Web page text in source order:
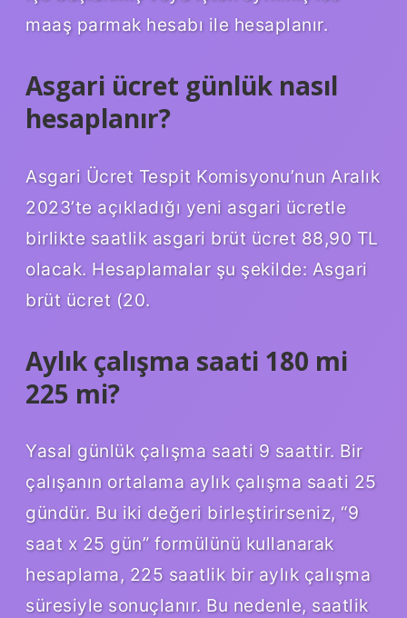
maaş parmak hesabı ile hesaplanır.
Asgari ücret günlük nasıl
hesaplanır?
Asgari Ücret Tespit Komisyonu’nun Aralık
2023’te açıkladığı yeni asgari ücretle
birlikte saatlik asgari brüt ücret 88,90 TL
olacak. Hesaplamalar şu şekilde: Asgari
brüt ücret (20.
Aylık çalışma saati 180 mi
225 mi?
Yasal günlük çalışma saati 9 saattir. Bir
çalışanın ortalama aylık çalışma saati 25
gündür. Bu iki değeri birleştirirseniz, “9
saat x 25 gün” formülünü kullanarak
hesaplama, 225 saatlik bir aylık çalışma
süresiyle sonuçlanır. Bu nedenle, saatlik